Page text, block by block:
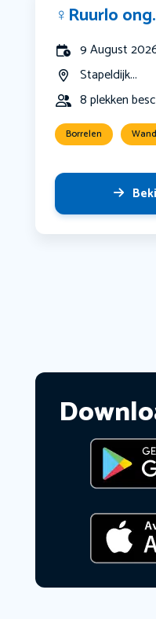
‍♀️Ruurlo
9 August
Stapeldijk...
8 plekken
Borrelen